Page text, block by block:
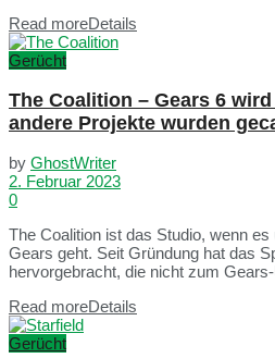
Read moreDetails
Gerücht
The Coalition – Gears 6
andere Projekte wurden
by GhostWriter
2. Februar 2023
0
The Coalition ist das Studio, wenn
Gears geht. Seit Gründung hat das
hervorgebracht, die nicht zum
Read moreDetails
Gerücht